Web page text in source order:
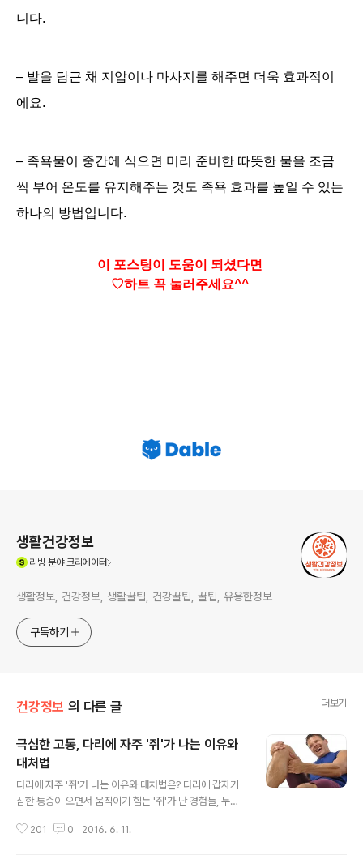
니다.
– 발을 담근 채 지압이나 마사지를 해주면 더욱 효과적이
에요.
– 족욕물이 중간에 식으면 미리 준비한 따뜻한 물을 조금
씩 부어 온도를 유지해주는 것도 족욕 효과를 높일 수 있는
하나의 방법입니다.
이 포스팅이 도움이 되셨다면
♡하트 꼭 눌러주세요^^
생활건강정보
리빙 분야 크리에이터
생활정보, 건강정보, 생활꿀팁, 건강꿀팁, 꿀팁, 유용한정보
구독하기
건강정보 의 다른 글 더보기
극심한 고통, 다리에 자주 '쥐'가 나는 이유와
대처법
다리에 자주 '쥐'가 나는 이유와 대처법은? 다리에 갑자기
심한 통증이 오면서 움직이기 힘든 '쥐'가 난 경험들, 누구
동하기 쉬운데 다리에 찌릿한 느낌이 오는 '저린 증상'은 장
201 0 2016. 6. 11.